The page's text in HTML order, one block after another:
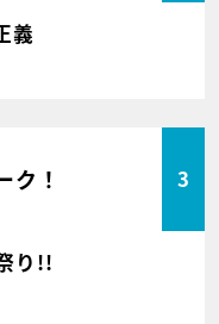
義
ク！ 3
り!!